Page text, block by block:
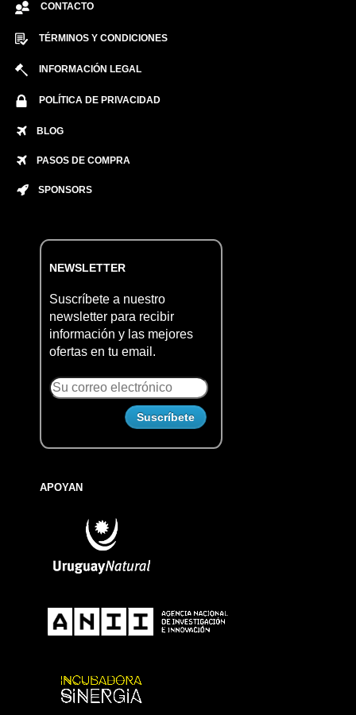
CONTACTO
TÉRMINOS Y CONDICIONES
INFORMACIÓN LEGAL
POLÍTICA DE PRIVACIDAD
BLOG
PASOS DE COMPRA
SPONSORS
NEWSLETTER
Suscríbete a nuestro
newsletter para recibir
información y las mejores
ofertas en tu email.
APOYAN